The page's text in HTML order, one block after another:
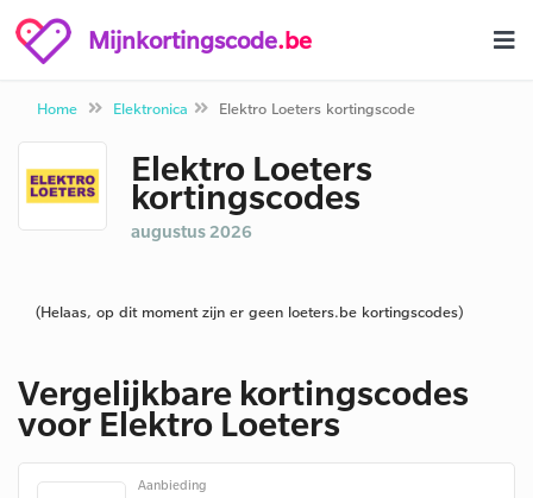
Mijnkortingscode.be
Home Elektronica Elektro Loeters kortingscode
Elektro Loeters
kortingscodes
augustus 2026
(Helaas, op dit moment zijn er geen loeters.be kortingscodes)
Vergelijkbare kortingscodes
voor Elektro Loeters
Aanbieding